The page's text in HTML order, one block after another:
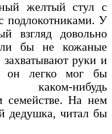
желтый стул с
подлокотниками. У
взгляд довольно
бы не кожаные
руки и
он легко мог бы
нибудь
семействе. На нем
дедушка, читал бы